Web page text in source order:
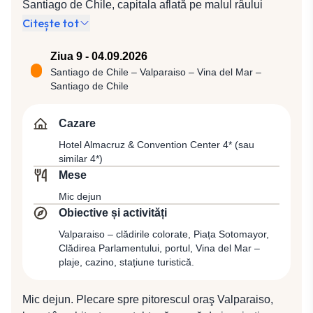
Cazare la Hotel Mitru 5* (sau similar 5*).
Santiago de Chile, capitala aflată pe malul râului
Mapocho, la poalele vulcanului Tupungato, înalt de
colonial spaniol, fapt evident mai ales în centrul
istoric. După sosire ne vom întâlni cu ghidul local
alături de care vom porni într-un tur panoramic de oraș
Catedrala şi vechea clădire a Poştei, Muzeul Naţional
de Istorie şi Casa Colonial, fosta reşedinţă a
guvernatorului în perioada colonială. Vom trece pe
lângă dealul Cerro San Cristobal, aflat în Parcul
dintre cele mai exclusiviste zone ale capitalei,
Providencia, unde vom găsi o mulţime de magazine şi
restaurante. Transfer pentru cazare la Hotel Almacruz
& Convention Center 4* (sau similar 4*).
Citește tot
Ziua 9 - 04.09.2026
Santiago de Chile – Valparaiso – Vina del Mar –
Santiago de Chile
Cazare
Hotel Almacruz & Convention Center 4* (sau
similar 4*)
Mese
Mic dejun
Obiective și activități
Valparaiso – clădirile colorate, Piața Sotomayor,
Clădirea Parlamentului, portul, Vina del Mar –
plaje, cazino, stațiune turistică.
Mic dejun. Plecare spre pitorescul oraş Valparaiso,